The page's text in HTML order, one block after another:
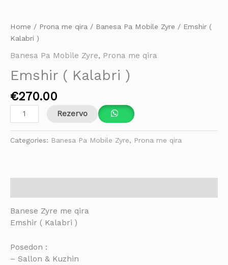
Home / Prona me qira / Banesa Pa Mobile Zyre / Emshir (
Kalabri )
Banesa Pa Mobile Zyre, Prona me qira
Emshir ( Kalabri )
€270.00
Rezervo
Categories: Banesa Pa Mobile Zyre, Prona me qira
Banese Zyre me qira
Emshir ( Kalabri )
Posedon :
– Sallon & Kuzhin